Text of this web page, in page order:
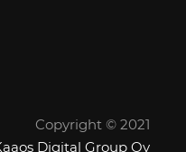
Copyright © 2021
Digital Group Oy